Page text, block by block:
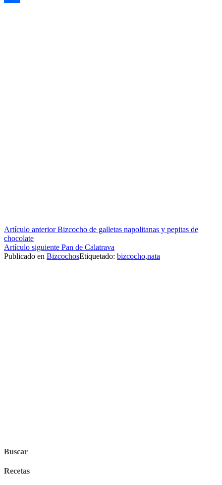
Seguir
leyendo
Artículo anteriorBizcocho de galletas napolitanas y pepitas de
chocolate
Artículo siguiente Pan de Calatrava
Publicado en BizcochosEtiquetado: bizcocho,nata
Buscar
Recetas